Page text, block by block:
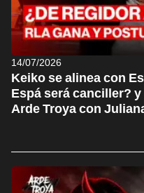
14/07/2026
Keiko se alinea con
Espá será canciller?
Arde Troya con